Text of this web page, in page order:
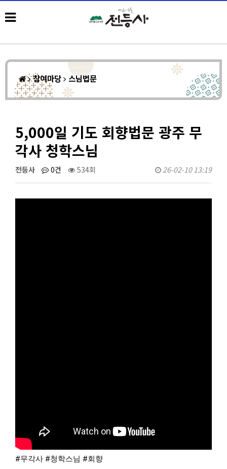
참여마당 스님법문
5,000일 기도 회향법문 광주 무
각사 청학스님
전등사 0건 534회 26-02-10 13:19
#무각사 #청학스님 #회향